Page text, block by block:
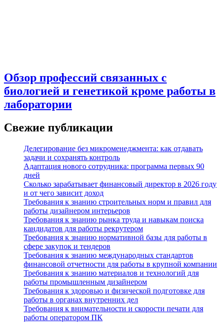
Обзор профессий связанных с
биологией и генетикой кроме работы в
лаборатории
Свежие публикации
Делегирование без микроменеджмента: как отдавать
задачи и сохранять контроль
Адаптация нового сотрудника: программа первых 90
дней
Сколько зарабатывает финансовый директор в 2026 году
и от чего зависит доход
Требования к знанию строительных норм и правил для
работы дизайнером интерьеров
Требования к знанию рынка труда и навыкам поиска
кандидатов для работы рекрутером
Требования к знанию нормативной базы для работы в
сфере закупок и тендеров
Требования к знанию международных стандартов
финансовой отчетности для работы в крупной компании
Требования к знанию материалов и технологий для
работы промышленным дизайнером
Требования к здоровью и физической подготовке для
работы в органах внутренних дел
Требования к внимательности и скорости печати для
работы оператором ПК